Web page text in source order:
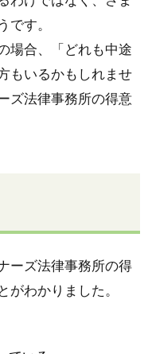
です。
場合、「どれも中途
もいるかもしれませ
ズ法律事務所の得意
ーズ法律事務所の得
わかりました。